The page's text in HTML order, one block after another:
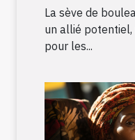
les sportifs ?
La sève de
un allié
pour les...